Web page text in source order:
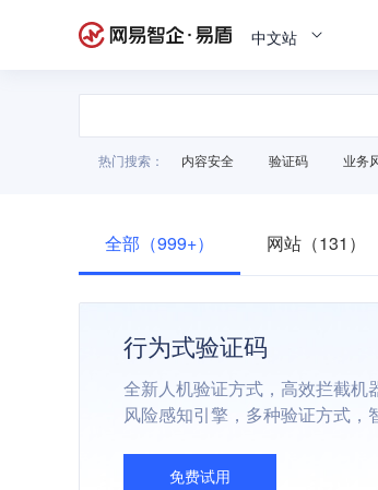
中文站
热门搜索： 内容安全 验证码 业务
全部（999+） 网站（131）
行为式验证码
全新人机验证方式，高效拦截机
风险感知引擎，多种验证方式，
免费试用